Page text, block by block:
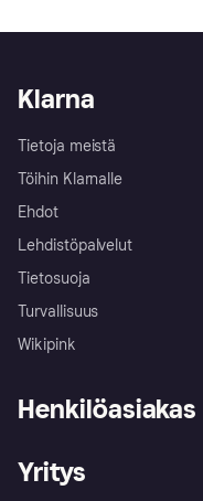
Klarna
Tietoja meistä
Töihin Klarnalle
Ehdot
Lehdistöpalvelut
Tietosuoja
Turvallisuus
Wikipink
Henkilöasiakas
Ohje
Kirjaudu sisään
Yritys